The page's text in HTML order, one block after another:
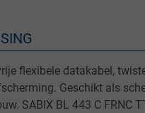
flexibele datakabel,
Geschikt als
SABIX BL 443 C FRNC